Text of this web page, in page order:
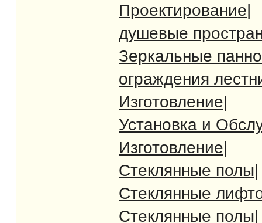
Проектирование|
душевые
Зеркальные панно
ограждения
Изготовление|
Установка и
Изготовление|
Стеклянные полы|
Стеклянные
Стеклянные полы|